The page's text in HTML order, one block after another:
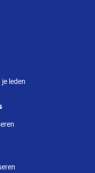
leden